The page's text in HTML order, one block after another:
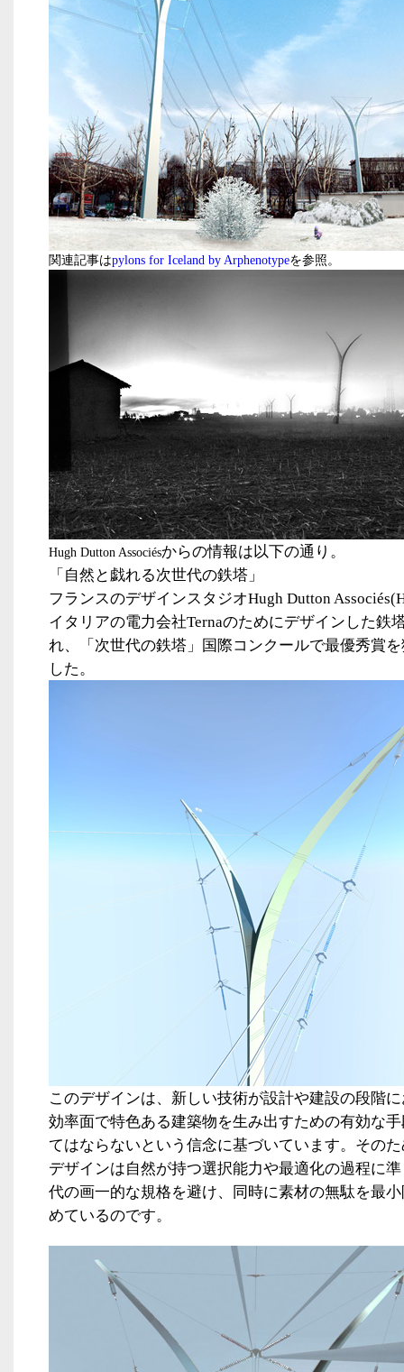
関連記事はpylons for Iceland by Arphenotypeを参照。
Hugh Dutton Associésからの情報は以下の通り。
「自然と戯れる次世代の鉄塔」
フランスのデザインスタジオHugh Dutton
イタリアの電力会社Ternaのためにデザインした鉄
れ、「次世代の鉄塔」国際コンクールで最優秀賞
した。
このデザインは、新しい技術が設計や建設の段階
効率面で特色ある建築物を生み出すための有効な
てはならないという信念に基づいています。その
デザインは自然が持つ選択能力や最適化の過程に
代の画一的な規格を避け、同時に素材の無駄を最
めているのです。